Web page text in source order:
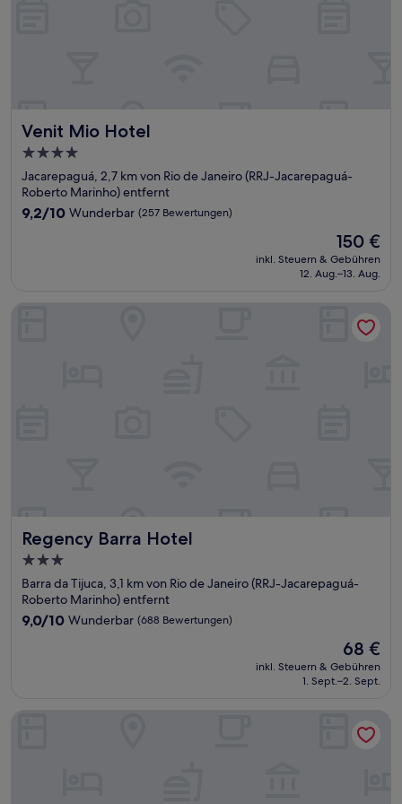
Venit Mio Hotel
Venit Mio Hotel
4.0-
Sterne-
Unterkunft
Jacarepaguá, 2,7 km von Rio de Janeiro (RRJ-Jacarepaguá-
Roberto Marinho) entfernt
9.2
9,2/10 Wunderbar (257 Bewertungen)
Der
Preis
beträgt
150 €
inkl. Steuern & Gebühren
12. Aug.–13. Aug.
Regency Barra Hotel
Regency Barra Hotel
3.0-
Sterne-
Unterkunft
Barra da Tijuca, 3,1 km von Rio de Janeiro (RRJ-Jacarepaguá-
Roberto Marinho) entfernt
9.0
9,0/10 Wunderbar (688 Bewertungen)
Der
Preis
beträgt
68 €
inkl. Steuern & Gebühren
1. Sept.–2. Sept.
Laghetto Stilo Barra